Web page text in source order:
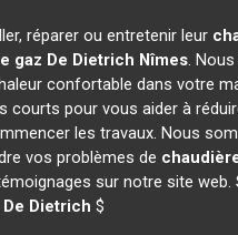
réparer ou entretenir leur
gaz De Dietrich Nîmes.
confortable dans votre
courts pour vous aider à
les travaux. Nous
vos problèmes de
sur notre site web.
Dietrich $